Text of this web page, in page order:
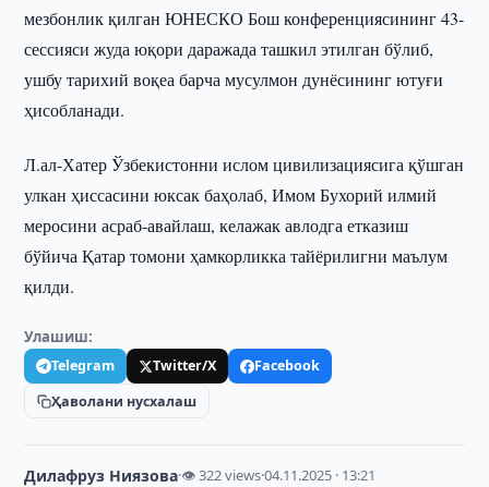
мезбонлик қилган ЮНEСКО Бош конференциясининг 43-
сессияси жуда юқори даражада ташкил этилган бўлиб,
ушбу тарихий воқеа барча мусулмон дунёсининг ютуғи
ҳисобланади.
Л.ал-Хатер Ўзбекистонни ислом цивилизациясига қўшган
улкан ҳиссасини юксак баҳолаб, Имом Бухорий илмий
меросини асраб-авайлаш, келажак авлодга етказиш
бўйича Қатар томони ҳамкорликка тайёрилигни маълум
қилди.
Улашиш:
Telegram Twitter/X
Facebook
Ҳаволани нусхалаш
Дилафруз Ниязова·👁 322 views·04.11.2025 · 13:21